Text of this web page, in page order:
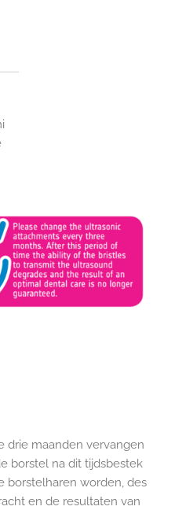
drie maanden vervangen
borstel na dit tijdsbestek
borstelharen worden, des
en de resultaten van